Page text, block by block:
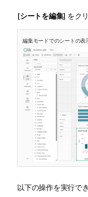
[シートを編集] をク
編集モードでのシートの表
以下の操作を実行でき